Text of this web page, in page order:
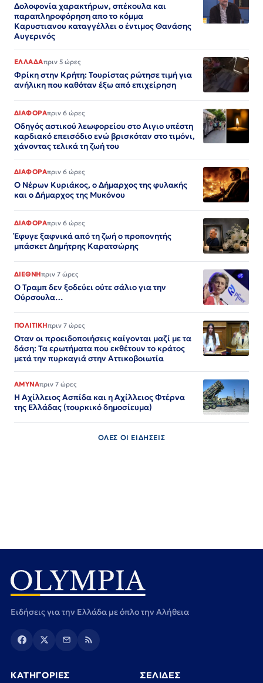
Δολοφονία χαρακτήρων, σπέκουλα και
παραπληροφόρηση απο το κόμμα
Καρυστιανου καταγγέλλει ο έντιμος Θανάσης
Αυγερινός
ΕΛΛΑΔΑπριν 5 ώρες
Φρίκη στην Κρήτη: Τουρίστας ρώτησε τιμή για
ανήλικη που καθόταν έξω από επιχείρηση
ΔΙΑΦΟΡΑπριν 6 ώρες
Οδηγός αστικού λεωφορείου στο Αιγιο υπέστη
καρδιακό επεισόδιο ενώ βρισκόταν στο τιμόνι,
χάνοντας τελικά τη ζωή του
ΔΙΑΦΟΡΑπριν 6 ώρες
Ο Νέρων Κυριάκος, o Δήμαρχος της φυλακής
και ο Δήμαρχος της Μυκόνου
ΔΙΑΦΟΡΑπριν 6 ώρες
Έφυγε ξαφνικά από τη ζωή ο προπονητής
μπάσκετ Δημήτρης Καρατσώρης
ΔΙΕΘΝΗπριν 7 ώρες
Ο Τραμπ δεν ξοδεύει ούτε σάλιο για την
Ούρσουλα…
ΠΟΛΙΤΙΚΗπριν 7 ώρες
Οταν οι προειδοποιήσεις καίγονται μαζί με τα
δάση: Τα ερωτήματα που εκθέτουν το κράτος
μετά την πυρκαγιά στην Αττικοβοιωτία
ΑΜΥΝΑπριν 7 ώρες
Η Αχίλλειος Ασπίδα και η Αχίλλειος Φτέρνα
της Ελλάδας (τουρκικό δημοσίευμα)
ΟΛΕΣ ΟΙ ΕΙΔΗΣΕΙΣ
Ειδήσεις για την Ελλάδα με όπλο την Αλήθεια
ΚΑΤΗΓΟΡΙΕΣ ΣΕΛΙΔΕΣ